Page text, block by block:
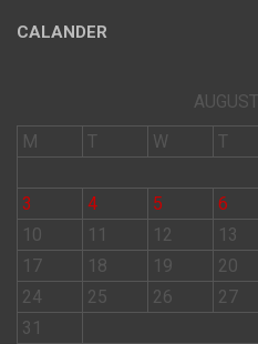
CALANDER
M
T W T
3
4 5 6
10
11 12 13
17
18 19 20
24
25 26 27
31